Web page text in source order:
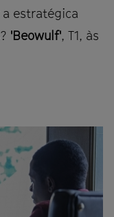
a estratégica
'Beowulf', T1, às